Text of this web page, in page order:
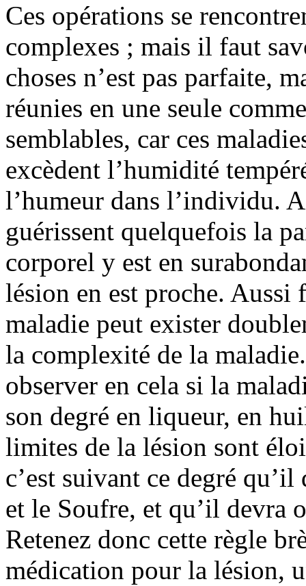
Ces opérations se
complexes ; mais il faut
choses n’est pas parfaite,
réunies en une seule
semblables, car ces
excèdent l’humidité
l’humeur dans l’individu.
guérissent quelquefois la
corporel y est en
lésion en est proche.
maladie peut exister
la complexité de la
observer en cela si la
son degré en liqueur, en
limites de la lésion sont
c’est suivant ce degré
et le Soufre, et qu’il devra
Retenez donc cette règle
médication pour la lésion,